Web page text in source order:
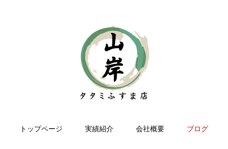
トップページ 実績紹介 会社概要 ブログ